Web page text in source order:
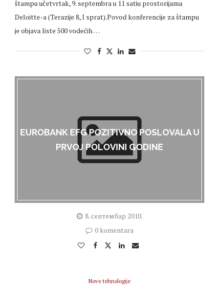
štampu učetvrtak, 9. septembra u 11 satiu prostorijama
Deloitte-a (Terazije 8, I sprat).Povod konferencije za štampu
je objava liste 500 vodećih …
EUROBANK EFG POZITIVNO POSLOVALA U
PRVOJ POLOVINI GODINE
8. септембар 2010.
0 komentara
Nove tehnologije